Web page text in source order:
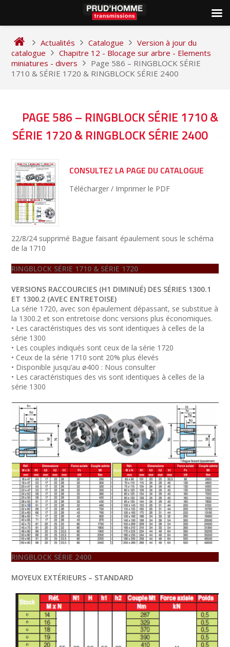
content
Actualités Catalogue
Version à jour du
catalogue
Chapitre 12 - Blocage sur arbre - Elements
miniatures - divers
Page 586 – RINGBLOCK SÉRIE
1710 & SÉRIE 1720 & RINGBLOCK SÉRIE 2400
PAGE 586 – RINGBLOCK SÉRIE 1710 &
SÉRIE 1720 & RINGBLOCK SÉRIE 2400
CONSULTEZ LA PAGE DU CATALOGUE
Télécharger / Imprimer le PDF
22/8/24 supprimé Bague faisant épaulement sous le schéma
de la 1710
RINGBLOCK SÉRIE 1710 & SÉRIE 1720
VERSIONS RACCOURCIES (H1 DIMINUÉ) DES SÉRIES 1300.1
ET 1300.2 (AVEC ENTRETOISE)
La série 1720, avec son épaulement dépassant, se substitue à
la 1300.2 et son entretoise donc versions plus économiques.
• Les caractéristiques des vis sont identiques à celles de la
série 1300
• Les couples indiqués sont ceux de la série 1720
• Ceux de la série 1710 sont 20% plus élevés
• Disponible jusqu’au ø400 : Nous consulter
• Les caractéristiques des vis sont identiques à celles de la
série 1300
RINGBLOCK SÉRIE 2400
MOYEUX EXTÉRIEURS – STANDARD
NAVIGATION
DE